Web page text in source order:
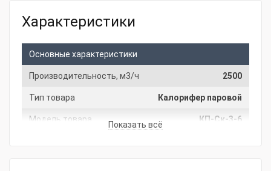
Характеристики
Основные характеристики
Производительность, м3/ч 2500
Тип товара Калорифер паровой
Модель товара КП-Ск-3-6
Показать всё